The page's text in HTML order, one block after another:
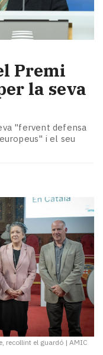
Premi
la seva
"fervent defensa
i el seu
recollint el guardó | AMIC